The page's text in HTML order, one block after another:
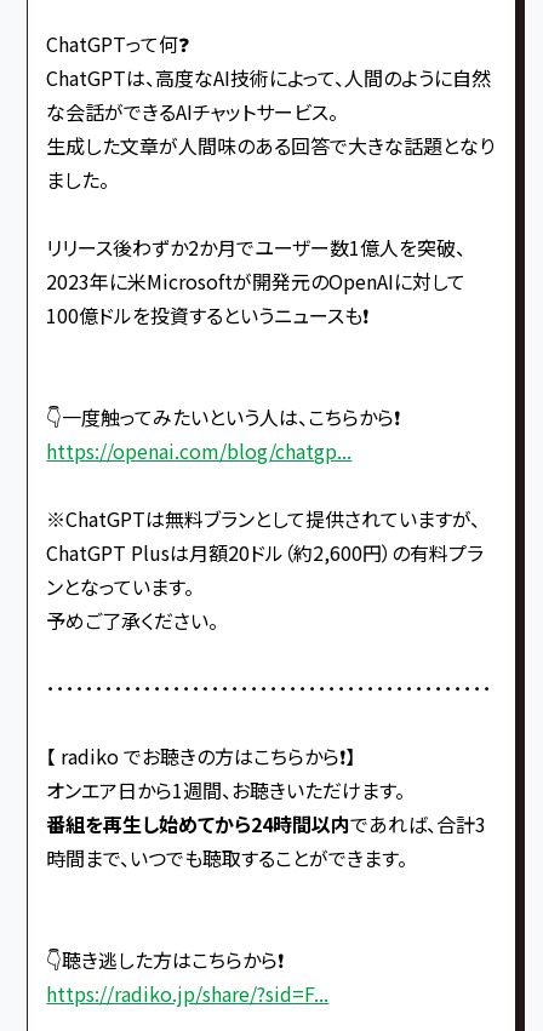
ChatGPTって何❓
ChatGPTは、高度なAI技術によって、人間のように自然
な会話ができるAIチャットサービス。
生成した文章が人間味のある回答で大きな話題となり
ました。
リリース後わずか2か月でユーザー数1億人を突破、
2023年に米Microsoftが開発元のOpenAIに対して
100億ドルを投資するというニュースも❗️
👇一度触ってみたいという人は、こちらから❗️
https://openai.com/blog/chatgp...
※ChatGPTは無料ブランとして提供されていますが、
ChatGPT Plusは月額20ドル（約2,600円）の有料プラ
ンとなっています。
予めご了承ください。
･･････････････････････････････････････････････
【 radiko でお聴きの方はこちらから❗️】
オンエア日から1週間、お聴きいただけます。
番組を再生し始めてから24時間以内であれば、合計3
時間まで、いつでも聴取することができます。
👇聴き逃した方はこちらから❗️
https://radiko.jp/share/?sid=F...